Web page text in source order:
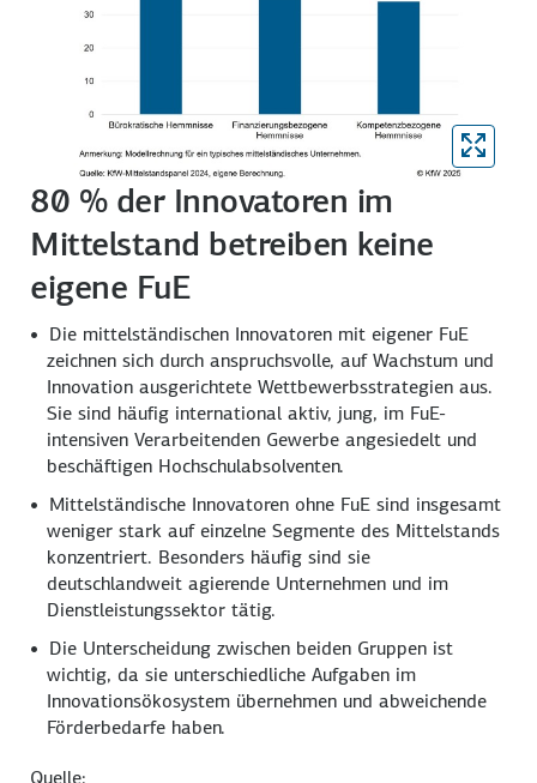
80 % der Innovatoren im
Mittelstand betreiben keine
eigene FuE
Die mittelständischen Innovatoren mit eigener FuE
zeichnen sich durch anspruchsvolle, auf Wachstum und
Innovation ausgerichtete Wettbewerbs­strategien aus.
Sie sind häufig international aktiv, jung, im FuE-
intensiven Verarbeitenden Gewerbe angesiedelt und
beschäftigen Hochschul­absolventen.
Mittelständische Innovatoren ohne FuE sind insgesamt
weniger stark auf einzelne Segmente des Mittelstands
konzentriert. Besonders häufig sind sie
deutschlandweit agierende Unternehmen und im
Dienstleistungs­sektor tätig.
Die Unterscheidung zwischen beiden Gruppen ist
wichtig, da sie unterschiedliche Aufgaben im
Innovations­ökosystem übernehmen und abweichende
Förderbedarfe haben.
Quelle: